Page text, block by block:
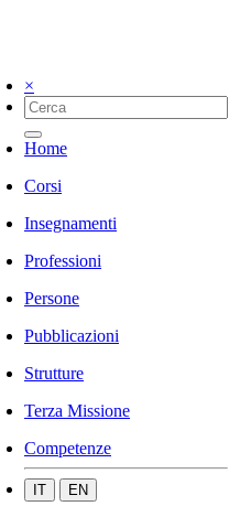
×
Home
Corsi
Insegnamenti
Professioni
Persone
Pubblicazioni
Strutture
Terza Missione
Competenze
IT EN